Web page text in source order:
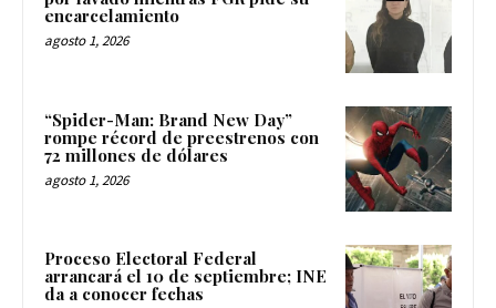
encarcelamiento
agosto 1, 2026
“Spider-Man: Brand New Day”
rompe récord de preestrenos con
72 millones de dólares
agosto 1, 2026
Proceso Electoral Federal
arrancará el 10 de septiembre; INE
da a conocer fechas